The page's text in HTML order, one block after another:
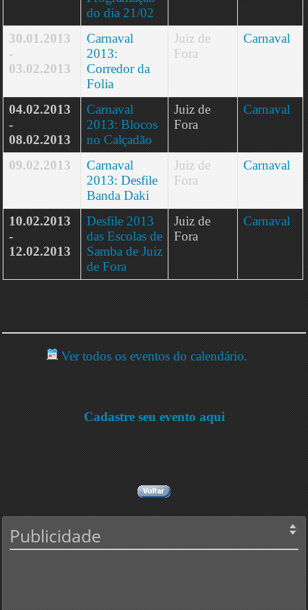
do dia 21/02
30.01.2013
-
03.02.2013
Carnaval
2013:
Corredor da
Folia
Juiz de
Fora
Carnaval
04.02.2013
-
08.02.2013
Carnaval
2013: Blocos
no Calçadão
Juiz de
Fora
Carnaval
09.02.2013
Carnaval
2013: Desfile
Banda Daki
Juiz de
Fora
Carnaval
10.02.2013
-
12.02.2013
Desfile 2013
das Escolas de
Samba de Juiz
de Fora
Juiz de
Fora
Carnaval
Ver todos os eventos do calendário.
Cadastre seu evento aqui
Publicidade